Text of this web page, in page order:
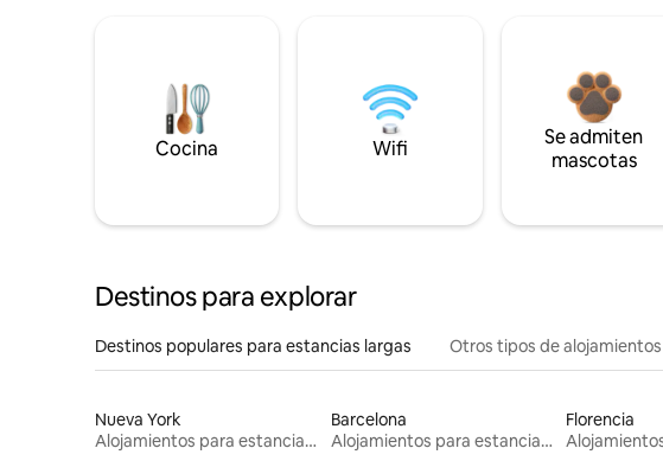
Cocina Wifi
Se admiten
mascotas
Destinos para explorar
Destinos populares para estancias largas Otros tipos de alojamientos
Nueva York
Alojamientos para estancias largas
Barcelona
Alojamientos para estancias largas
Florencia